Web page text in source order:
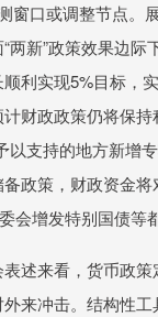
窗口或调整节点。
新”政策效果边际
利实现5%目标，
财政政策仍将保持
支持的地方新增
政策，财政资金
增发特别国债等
述来看，货币政
来冲击。结构性